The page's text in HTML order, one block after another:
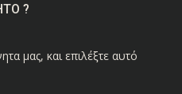
?
μας, και επιλέξτε αυτό